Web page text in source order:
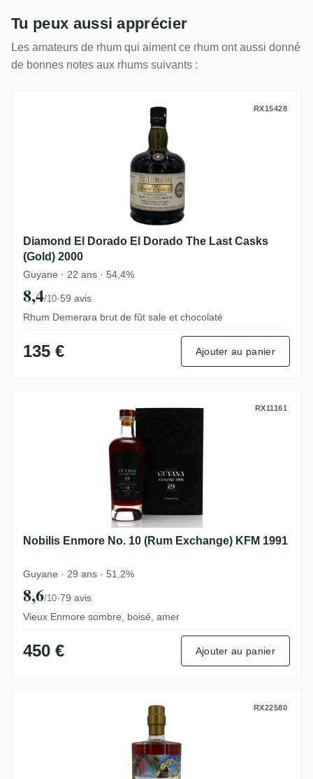
Tu peux aussi apprécier
Les amateurs de rhum qui aiment ce rhum ont aussi donné
de bonnes notes aux rhums suivants :
Diamond El Dorado El Dorado The Last
RX15428
Diamond El Dorado El Dorado The Last Casks
(Gold) 2000
Guyane · 22 ans · 54,4%
8,4/10·59 avis
Rhum Demerara brut de fût sale et chocolaté
135 € Ajouter au panier
Nobilis Enmore No. 10 (Rum Exchange)
RX11161
Nobilis Enmore No. 10 (Rum Exchange) KFM 1991
Guyane · 29 ans · 51,2%
8,6/10·79 avis
Vieux Enmore sombre, boisé, amer
450 € Ajouter au panier
New Yarmouth Rumclub Private RX22580